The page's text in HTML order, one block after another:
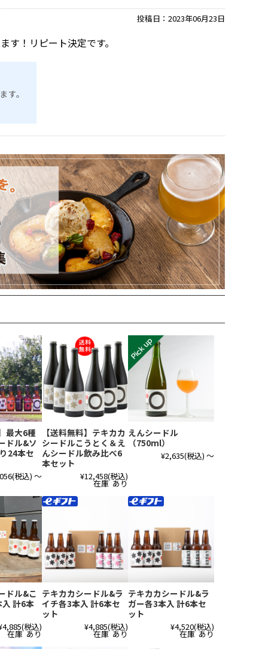
投稿日： 2023年06月23日
す！リピート決定です。
す。
最大6種
ドル&ソ
24本セ
(税込) ～
【送料無料】テキカカ
シードルこうとく＆え
んシードル飲み比べ6
本セット
¥12,458(税込)
在庫 あり
えんシードル
（750ml）
¥2,635(税込) ～
ドル&こ
計6本
(税込)
在庫 あり
テキカカシードル&ラ
イチ各3本入 計6本セ
ット
¥4,885(税込)
在庫 あり
テキカカシードル&ラ
ガー各3本入 計6本セ
ット
¥4,520(税込)
在庫 あり